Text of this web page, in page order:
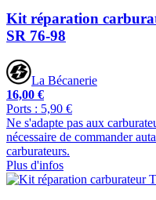
Kit réparation
SR 76-98
La Bécanerie
16,00 €
Ports : 5,90 €
Ne s'adapte pas aux
nécessaire de commander
carburateurs.
Plus d'infos